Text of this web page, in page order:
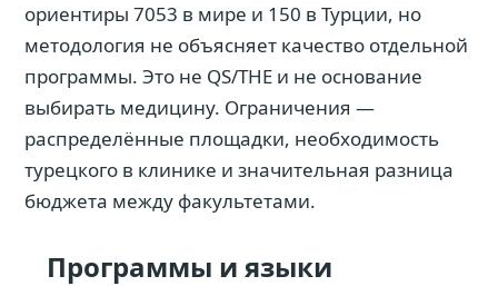
ориентиры 7053 в мире и 150 в Турции, но
методология не объясняет качество отдельной
программы. Это не QS/THE и не основание
выбирать медицину. Ограничения —
распределённые площадки, необходимость
турецкого в клинике и значительная разница
бюджета между факультетами.
Программы и языки